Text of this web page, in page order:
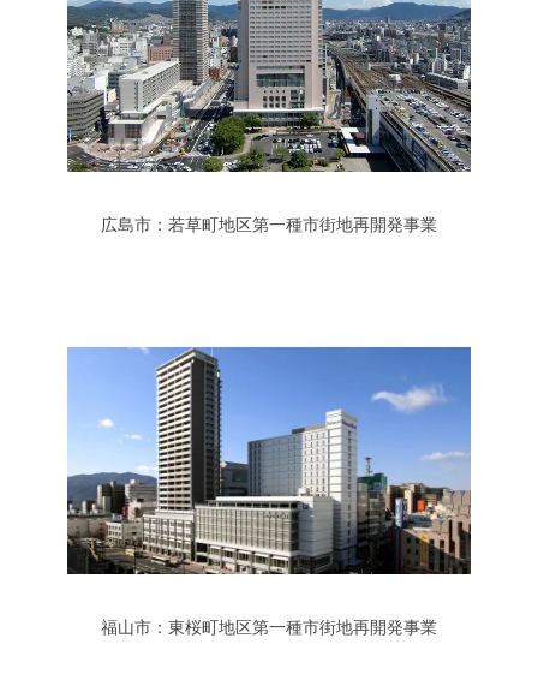
広島市：若草町地区第一種市街地再開発事業
福山市：東桜町地区第一種市街地再開発事業